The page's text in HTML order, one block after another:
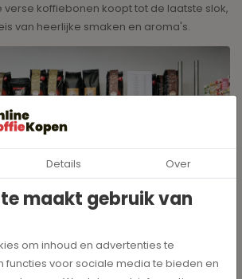
koffiebonen koopt tot de laatste slok,
van heerlijke smaken en aroma's.
Details Over
maakt gebruik van
om inhoud en advertenties te
functies voor sociale media te bieden en